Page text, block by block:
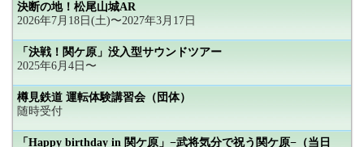
決断の地！松尾山城AR
2026年7月18日(土)〜2027年3月17日
「決戦！関ケ原」没入型サウンドツアー
2025年6月4日〜
樽見鉄道 運転体験講習会（団体）
随時受付
「Happy birthday in 関ケ原」−武将気分で祝う関ケ原−（当日